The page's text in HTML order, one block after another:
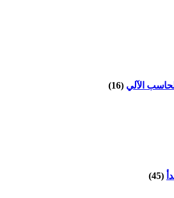
الآلي (16)
(45)